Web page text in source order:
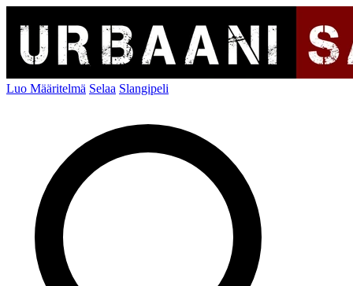
Luo Määritelmä Selaa Slangipeli